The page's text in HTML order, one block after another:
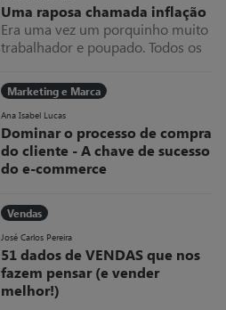
Uma raposa chamada inflação
Era uma vez um porquinho muito
trabalhador e poupado. Todos os
ganhava dentro do seu colchão,
que cada vez ficava mais grosso.
Uma raposa chamada inflação
Marketing e Marca
Ana Isabel Lucas
Dominar o processo de compra
do cliente - A chave de sucesso
do e-commerce
“se não domino a bola, como posso
marcar golos?”. Esta metáfora
deveria ser uma linha de
orientação em tudo o que se
faz.arcas.
Vendas
José Carlos Pereira
51 dados de VENDAS que nos
fazem pensar (e vender
melhor!)